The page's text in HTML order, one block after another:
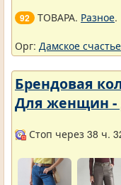
92 ТОВАРА. Разное.
Орг: Дамское счастье
Брендовая
Для женщин
Стоп через 38 ч.